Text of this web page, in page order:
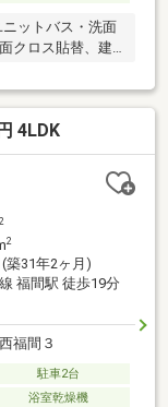
ニットバス・洗面
クロス貼替、建
事
4LDK
2
2
築31年2ヶ月)
福間駅 徒歩19分
福間３
駐車2台
浴室乾燥機